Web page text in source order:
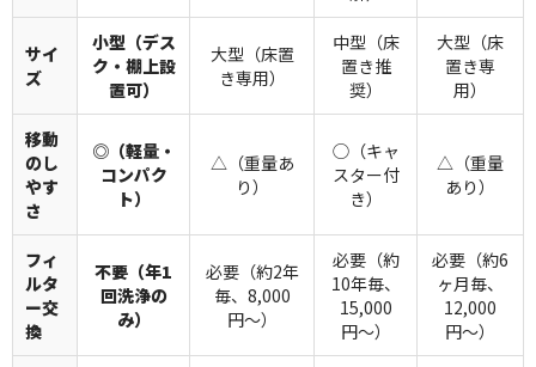
サイ
ズ
小型（デス
ク・棚上設
置可）
大型（床置
き専用）
中型（床
置き推
奨）
大型（床
置き専
用）
移動
のし
やす
さ
◎（軽量・
コンパク
ト）
△（重量あ
り）
◯（キャ
スター付
き）
△（重量
あり）
フィ
ルタ
ー交
換
不要（年1
回洗浄の
み）
必要（約2年
毎、8,000
円〜）
必要（約
10年毎、
15,000
円〜）
必要（約6
ヶ月毎、
12,000
円〜）